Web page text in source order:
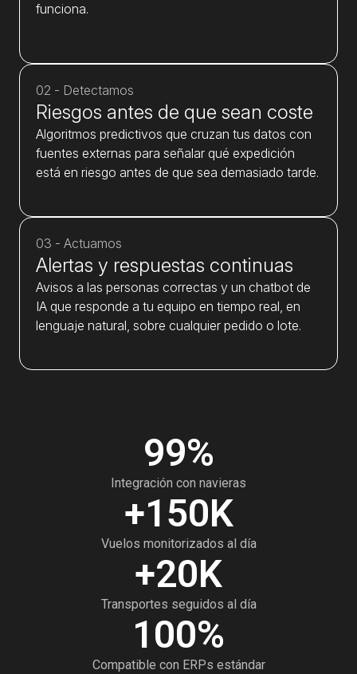
funciona.
02 - Detectamos
Riesgos antes de que sean coste
Algoritmos predictivos que cruzan tus datos con
fuentes externas para señalar qué expedición
está en riesgo antes de que sea demasiado tarde.
03 - Actuamos
Alertas y respuestas continuas
Avisos a las personas correctas y un chatbot de
IA que responde a tu equipo en tiempo real, en
lenguaje natural, sobre cualquier pedido o lote.
Integración con navieras
99%
Vuelos monitorizados al día
+150K
Transportes seguidos al día
+20K
Compatible con ERPs estándar
100%